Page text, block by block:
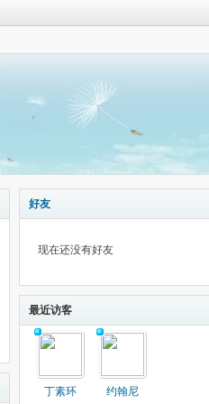
好友
现在还没有好友
最近访客
丁素环
约翰尼